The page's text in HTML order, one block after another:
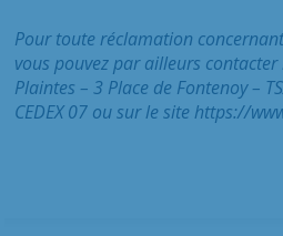
Pour toute réclamation
vous pouvez par ailleurs contacter
Plaintes – 3 Place de Fontenoy –
CEDEX 07 ou sur le site https://